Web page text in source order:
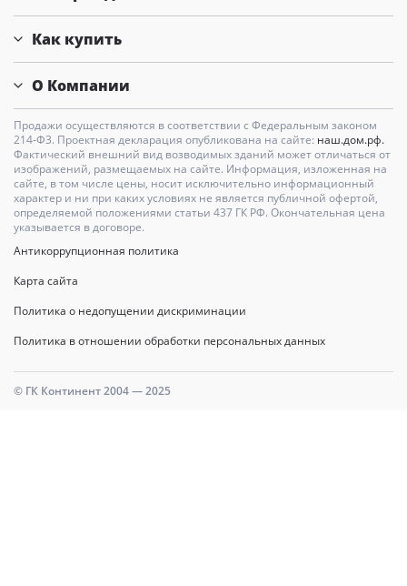
Как купить
О Компании
Продажи осуществляются в соответствии с Федеральным законом
214-Ф3. Проектная декларация опубликована на сайте: наш.дом.рф.
Фактический внешний вид возводимых зданий может отличаться от
изображений, размещаемых на сайте. Информация, изложенная на
сайте, в том числе цены, носит исключительно информационный
характер и ни при каких условиях не является публичной офертой,
определяемой положениями статьи 437 ГК РФ. Окончательная цена
указывается в договоре.
Антикоррупционная политика
Карта сайта
Политика о недопущении дискриминации
Политика в отношении обработки персональных данных
© ГК Континент 2004 — 2025